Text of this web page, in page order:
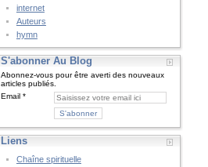
internet
Auteurs
hymn
S'abonner Au Blog
Abonnez-vous pour être averti des nouveaux
articles publiés.
Email
Liens
Chaîne spirituelle